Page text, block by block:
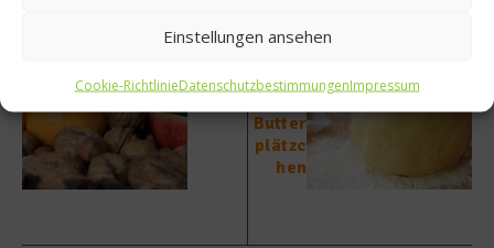
Einstellungen ansehen
Cookie-RichtlinieDatenschutzbestimmungenImpressum
Advent
der
Plätzc
Rezept
Butter
plätzc
hen